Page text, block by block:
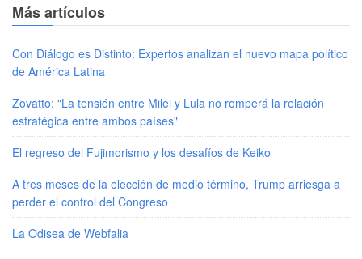
Más artículos
Con Diálogo es Distinto: Expertos analizan el nuevo mapa político
de América Latina
Zovatto: "La tensión entre Milei y Lula no romperá la relación
estratégica entre ambos países"
El regreso del Fujimorismo y los desafíos de Keiko
A tres meses de la elección de medio término, Trump arriesga a
perder el control del Congreso
La Odisea de Webfalia